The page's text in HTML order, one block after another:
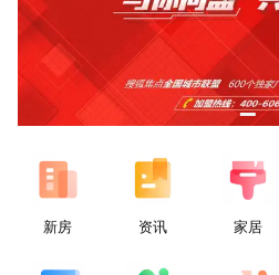
新房 资讯 家居